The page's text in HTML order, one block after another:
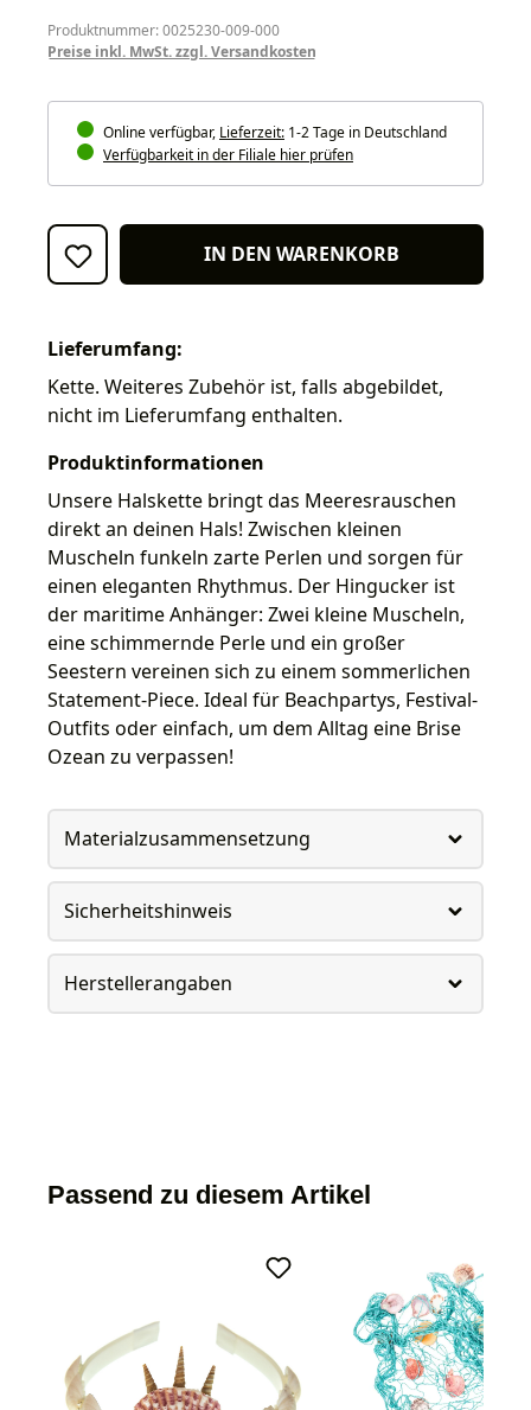
Produktnummer: 0025230-009-000
Preise inkl. MwSt. zzgl. Versandkosten
Online verfügbar, Lieferzeit: 1-2 Tage in Deutschland
Verfügbarkeit in der Filiale hier prüfen
IN DEN WARENKORB
Lieferumfang:
Kette. Weiteres Zubehör ist, falls abgebildet,
nicht im Lieferumfang enthalten.
Produktinformationen
Unsere Halskette bringt das Meeresrauschen
direkt an deinen Hals! Zwischen kleinen
Muscheln funkeln zarte Perlen und sorgen für
einen eleganten Rhythmus. Der Hingucker ist
der maritime Anhänger: Zwei kleine Muscheln,
eine schimmernde Perle und ein großer
Seestern vereinen sich zu einem sommerlichen
Statement-Piece. Ideal für Beachpartys, Festival-
Outfits oder einfach, um dem Alltag eine Brise
Ozean zu verpassen!
Materialzusammensetzung
Sicherheitshinweis
Herstellerangaben
Passend zu diesem Artikel